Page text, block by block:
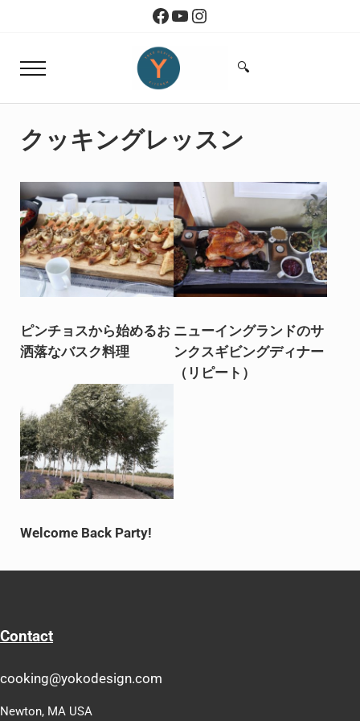
Skip to header right navigationFacebook
YouTube
Instagram
Menu
Yoko Design Kitchen
Search...
🔍
クッキングレッスン
ピンチョスから始めるお
洒落なバスク料理
ニューイングランドのサ
ンクスギビングディナー
（リピート）
Welcome Back Party!
Contact
cooking@yokodesign.com
Newton, MA USA